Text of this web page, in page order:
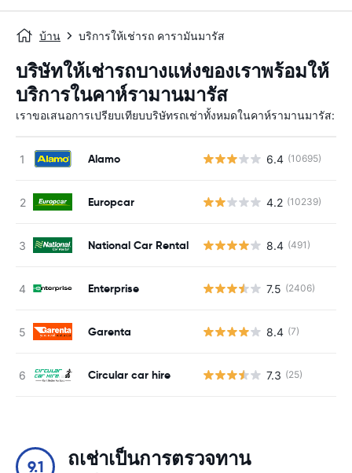
บ้าน บริการให้เช่ารถ คารามันมารัส
บริษัทให้เช่ารถบางแห่งของเราพร้อมให้
บริการในคาห์รามานมารัส
เราขอเสนอการเปรียบเทียบบริษัทรถเช่าทั้งหมดในคาห์รามานมารัส:
Alamo 6.4 (10695)
Europcar 4.2 (10239)
National Car Rental 8.4 (491)
Enterprise 7.5 (2406)
Garenta 8.4 (7)
Circular car hire 7.3 (25)
9.1 ถเช่าเป็นการตรวจทาน